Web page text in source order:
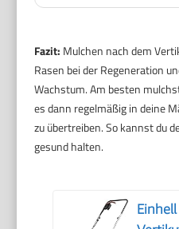
Fazit: Mulchen nach dem
Rasen bei der Regeneration
Wachstum. Am besten
es dann regelmäßig in deine
zu übertreiben. So kannst du
gesund halten.